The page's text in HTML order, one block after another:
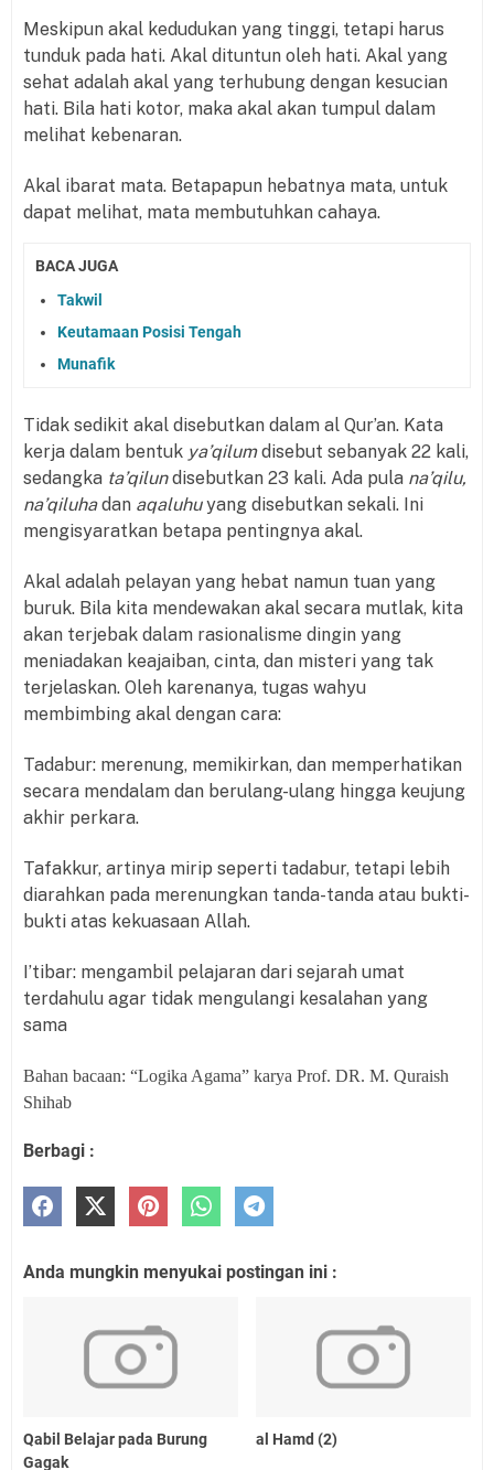
Meskipun akal kedudukan yang tinggi, tetapi harus
tunduk pada hati. Akal dituntun oleh hati. Akal yang
sehat adalah akal yang terhubung dengan kesucian
hati. Bila hati kotor, maka akal akan tumpul dalam
melihat kebenaran.
Akal ibarat mata. Betapapun hebatnya mata, untuk
dapat melihat, mata membutuhkan cahaya.
BACA JUGA
Takwil
Keutamaan Posisi Tengah
Munafik
Tidak sedikit akal disebutkan dalam al Qur’an. Kata
kerja dalam bentuk ya’qilumdisebut sebanyak 22 kali,
sedangka ta’qilundisebutkan 23 kali. Ada pula na’qilu,
na’qiluhadan aqaluhuyang disebutkan sekali. Ini
mengisyaratkan betapa pentingnya akal.
Akal adalah pelayan yang hebat namun tuan yang
buruk. Bila kita mendewakan akal secara mutlak, kita
akan terjebak dalam rasionalisme dingin yang
meniadakan keajaiban, cinta, dan misteri yang tak
terjelaskan. Oleh karenanya, tugas wahyu
membimbing akal dengan cara:
Tadabur: merenung, memikirkan, dan memperhatikan
secara mendalam dan berulang-ulang hingga keujung
akhir perkara.
Tafakkur, artinya mirip seperti tadabur, tetapi lebih
diarahkan pada merenungkan tanda-tanda atau bukti-
bukti atas kekuasaan Allah.
I’tibar: mengambil pelajaran dari sejarah umat
terdahulu agar tidak mengulangi kesalahan yang
sama
Bahan bacaan: “Logika Agama” karya Prof. DR. M. Quraish
Shihab
Berbagi :
Anda mungkin menyukai postingan ini :
Qabil Belajar pada Burung
Gagak
al Hamd (2)